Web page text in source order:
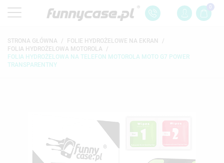
0
STRONA GŁÓWNA
FOLIE HYDROŻELOWE NA EKRAN
FOLIA HYDROŻELOWA MOTOROLA
FOLIA HYDROŻELOWA NA TELEFON MOTOROLA MOTO G7 POWER
TRANSPARENTNY